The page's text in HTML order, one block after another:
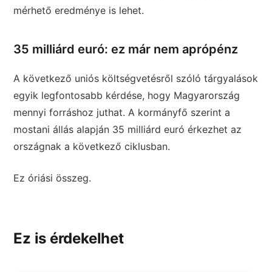
mérhető eredménye is lehet.
35 milliárd euró: ez már nem aprópénz
A következő uniós költségvetésről szóló tárgyalások
egyik legfontosabb kérdése, hogy Magyarország
mennyi forráshoz juthat. A kormányfő szerint a
mostani állás alapján 35 milliárd euró érkezhet az
országnak a következő ciklusban.
Ez óriási összeg.
Ez is érdekelhet